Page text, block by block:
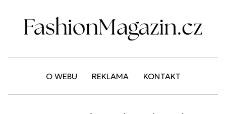
O WEBU REKLAMA KONTAKT